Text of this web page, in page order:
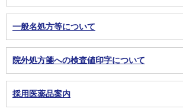
一般名処方等について
院外処方箋への検査値印字について
採用医薬品案内